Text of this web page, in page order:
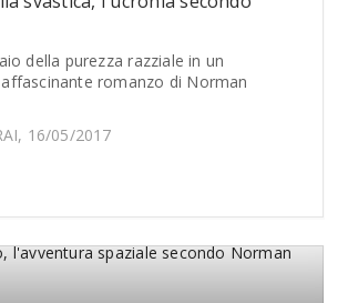
della purezza razziale in un
romanzo di Norman
16/05/2017